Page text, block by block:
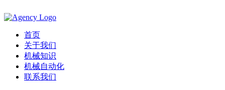
首页
关于我们
机械知识
机械自动化
联系我们